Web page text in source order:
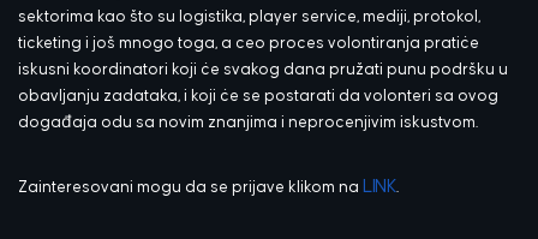
sektorima kao što su logistika, player service, mediji, protokol,
ticketing i još mnogo toga, a ceo proces volontiranja pratiće
iskusni koordinatori koji će svakog dana pružati punu podršku u
obavljanju zadataka, i koji će se postarati da volonteri sa ovog
događaja odu sa novim znanjima i neprocenjivim iskustvom.
Zainteresovani mogu da se prijave klikom na LINK.